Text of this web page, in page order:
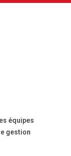
équipes
gestion